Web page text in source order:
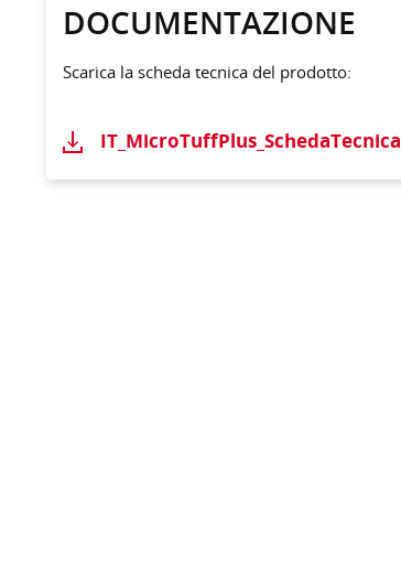
DOCUMENTAZIONE
Scarica la scheda tecnica del prodotto:
IT_MicroTuffPlus_SchedaTecnica